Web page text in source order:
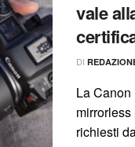
vale
DI
La
richiesti